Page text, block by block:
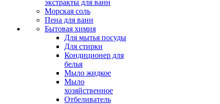
экстракты для ванн
Морская соль
Пена для ванн
Бытовая химия
Для мытья посуды
Для стирки
Кондиционер для
белья
Мыло жидкое
Мыло
хозяйственное
Отбеливатель